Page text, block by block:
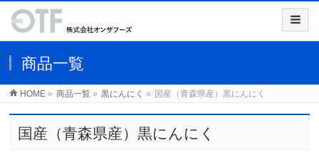
商品一覧
HOME » 商品一覧 » 黒にんにく » 国産（青森県産）黒にんにく
国産（青森県産）黒にんにく